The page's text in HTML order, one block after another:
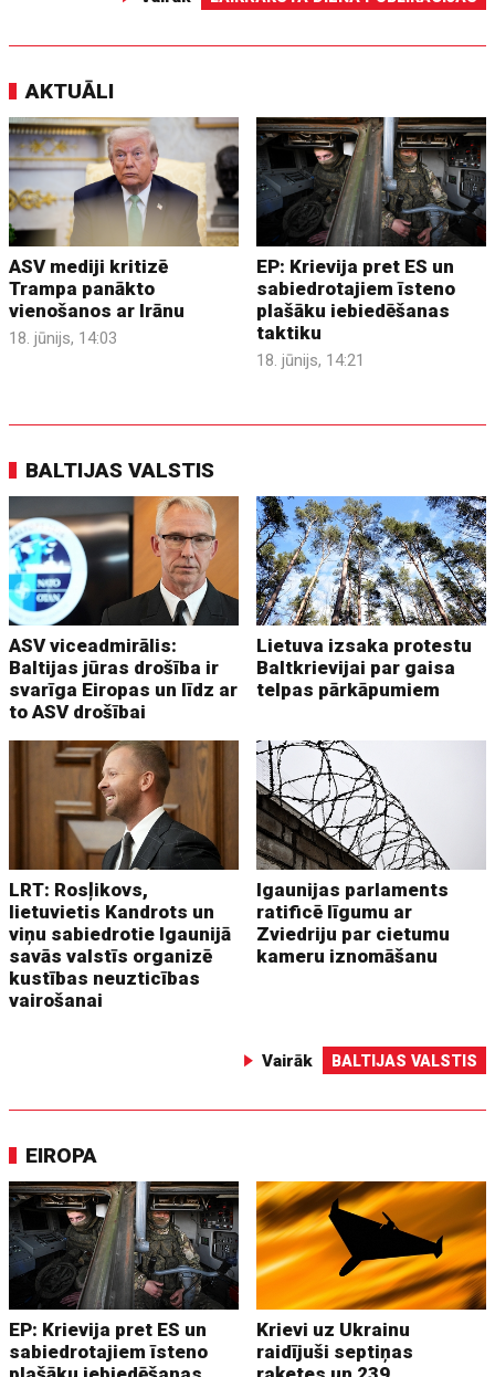
AKTUĀLI
ASV mediji kritizē
Trampa panākto
vienošanos ar Irānu
18. jūnijs, 14:03
EP: Krievija pret ES un
sabiedrotajiem īsteno
plašāku iebiedēšanas
taktiku
18. jūnijs, 14:21
BALTIJAS VALSTIS
ASV viceadmirālis:
Baltijas jūras drošība ir
svarīga Eiropas un līdz ar
to ASV drošībai
Lietuva izsaka protestu
Baltkrievijai par gaisa
telpas pārkāpumiem
LRT: Rosļikovs,
lietuvietis Kandrots un
viņu sabiedrotie Igaunijā
savās valstīs organizē
kustības neuzticības
vairošanai
Igaunijas parlaments
ratificē līgumu ar
Zviedriju par cietumu
kameru iznomāšanu
Vairāk BALTIJAS VALSTIS
EIROPA
EP: Krievija pret ES un
sabiedrotajiem īsteno
Krievi uz Ukrainu
raidījuši septiņas